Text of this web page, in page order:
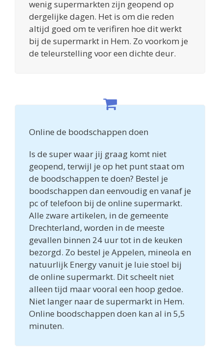
wenig supermarkten zijn geopend op
dergelijke dagen. Het is om die reden
altijd goed om te verifiren hoe dit werkt
bij de supermarkt in Hem. Zo voorkom je
de teleurstelling voor een dichte deur.
Online de boodschappen doen
Is de super waar jij graag komt niet
geopend, terwijl je op het punt staat om
de boodschappen te doen? Bestel je
boodschappen dan eenvoudig en vanaf je
pc of telefoon bij de online supermarkt.
Alle zware artikelen, in de gemeente
Drechterland, worden in de meeste
gevallen binnen 24 uur tot in de keuken
bezorgd. Zo bestel je Appelen, mineola en
natuurlijk Energy vanuit je luie stoel bij
de online supermarkt. Dit scheelt niet
alleen tijd maar vooral een hoop gedoe.
Niet langer naar de supermarkt in Hem.
Online boodschappen doen kan al in 5,5
minuten.